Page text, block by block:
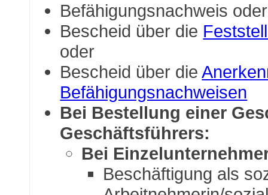
Befähigungsnachweis oder
Bescheid über die
oder
Bescheid über die
Befähigungsnachweisen
Bei Bestellung einer
Geschäftsführers:
Bei
Beschäftigung als